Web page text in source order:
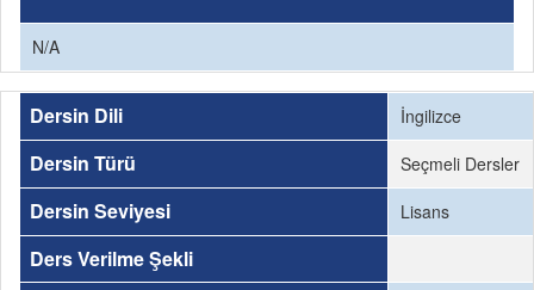
N/A
Dersin Dili İngilizce
Dersin Türü Seçmeli Dersler
Dersin Seviyesi Lisans
Ders Verilme Şekli